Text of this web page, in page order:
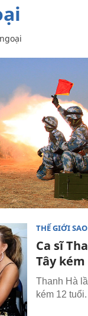
THẾ GIỚI SAO
Ca sĩ
Tây
Thanh Hà
kém 12